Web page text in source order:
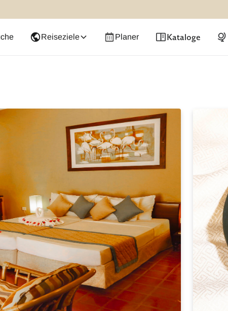
Reiseziele Planer Kataloge